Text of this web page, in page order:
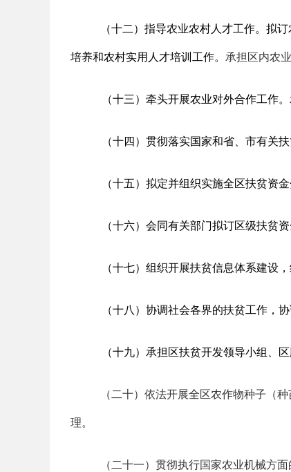
（十二）指导农业农村人才工作。拟
培养和农村实用人才培训工作。 承担区内农
（十三）牵头开展农业对外合作工作
（十四）贯彻落实国家和省、市有关
（十五）拟定并组织实施全区扶贫资
（十六）会同有关部门拟订区级扶贫
（十七）组织开展扶贫信息体系建设
（十八）协调社会各界的扶贫工作，
（十九）承担区扶贫开发领导小组、
（二十）依法开展全区农作物种子（
理。
（二十一）贯彻执行国家农业机械方